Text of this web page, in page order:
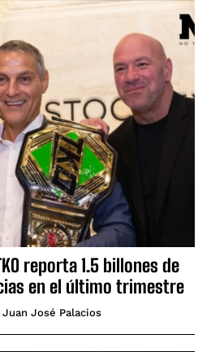
reporta 1.5 billones de
en el último trimestre
Juan José Palacios